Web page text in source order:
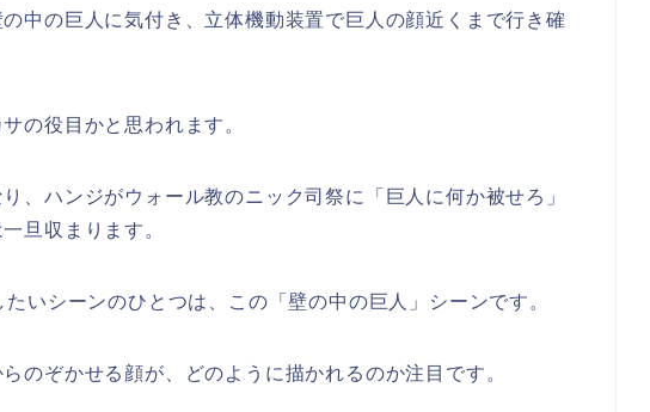
中の巨人に気付き、立体機動装置で巨人の顔近くまで行き確
の役目かと思われます。
、ハンジがウォール教のニック司祭に「巨人に何か被せろ」
旦収まります。
いシーンのひとつは、この「壁の中の巨人」シーンです。
のぞかせる顔が、どのように描かれるのか注目です。